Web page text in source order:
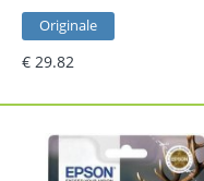
Originale
€ 29.82